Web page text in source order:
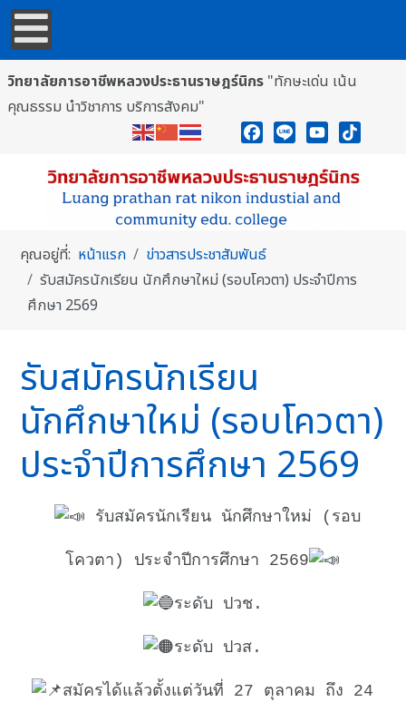
วิทยาลัยการอาชีพหลวงประธานราษฎร์นิกร "ทักษะเด่น เน้น
คุณธรรม นำวิชาการ บริการสังคม"
คุณอยู่ที่: หน้าแรก
ข่าวสารประชาสัมพันธ์
รับสมัครนักเรียน นักศึกษาใหม่ (รอบโควตา) ประจำปีการ
ศึกษา 2569
รับสมัครนักเรียน
นักศึกษาใหม่ (รอบโควตา)
ประจำปีการศึกษา 2569
รับสมัครนักเรียน นักศึกษาใหม่ (รอบ
โควตา) ประจำปีการศึกษา 2569
ระดับ ปวช.
ระดับ ปวส.
สมัครได้แล้วตั้งแต่วันที่ 27 ตุลาคม ถึง 24